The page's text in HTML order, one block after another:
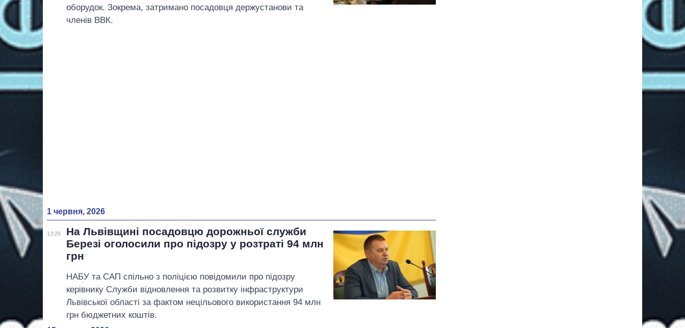
оборудок. Зокрема, затримано посадовця держустанови та
членів ВВК.
1 червня, 2026
13:29
На Львівщині посадовцю дорожньої служби
Березі оголосили про підозру у розтраті 94 млн
грн
НАБУ та САП спільно з поліцією повідомили про підозру
керівнику Служби відновлення та розвитку інфраструктури
Львівської області за фактом нецільового використання 94 млн
грн бюджетних коштів.